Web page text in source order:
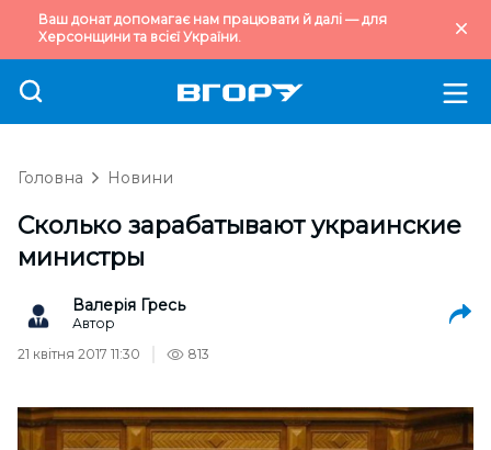
Ваш донат допомагає нам працювати й далі — для
Херсонщини та всієї України.
Головна Новини
Сколько зарабатывают украинские
министры
Валерія Гресь
Автор
21 квітня 2017 11:30
813